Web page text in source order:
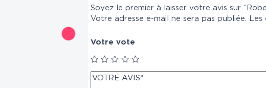
Soyez le premier à laisser votre avis sur
Votre adresse e-mail ne sera pas publiée.
Les
Votre vote